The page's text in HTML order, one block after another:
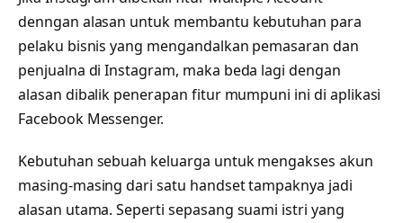
denngan alasan untuk membantu kebutuhan para
pelaku bisnis yang mengandalkan pemasaran dan
penjualna di Instagram, maka beda lagi dengan
alasan dibalik penerapan fitur mumpuni ini di aplikasi
Facebook Messenger.
Kebutuhan sebuah keluarga untuk mengakses akun
masing-masing dari satu handset tampaknya jadi
alasan utama. Seperti sepasang suami istri yang